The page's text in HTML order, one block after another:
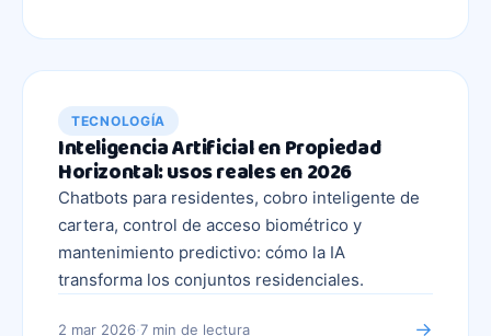
TECNOLOGÍA
Inteligencia Artificial en Propiedad
Horizontal: usos reales en 2026
Chatbots para residentes, cobro inteligente de
cartera, control de acceso biométrico y
mantenimiento predictivo: cómo la IA
transforma los conjuntos residenciales.
2 mar 2026·7 min de lectura →